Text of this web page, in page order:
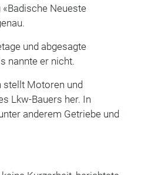
Neueste
und abgesagte
nannte er nicht.
stellt Motoren und
Lkw-Bauers her. In
anderem Getriebe und